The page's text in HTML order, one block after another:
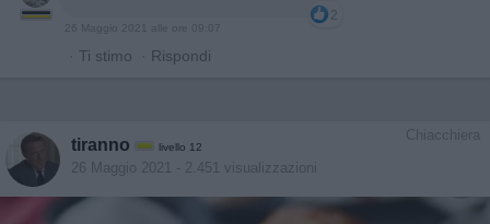
2
26 Maggio 2021 alle ore 09:07
· Ti stimo · Rispondi
Chiacchiera
tiranno livello 12
26 Maggio 2021 - 2.451 visualizzazioni